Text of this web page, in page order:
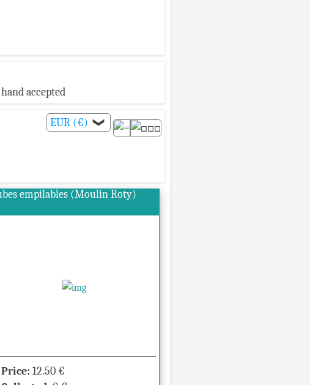
accepted
EUR (€)❯
empilables (Moulin Roty)
Price: 12.50 €